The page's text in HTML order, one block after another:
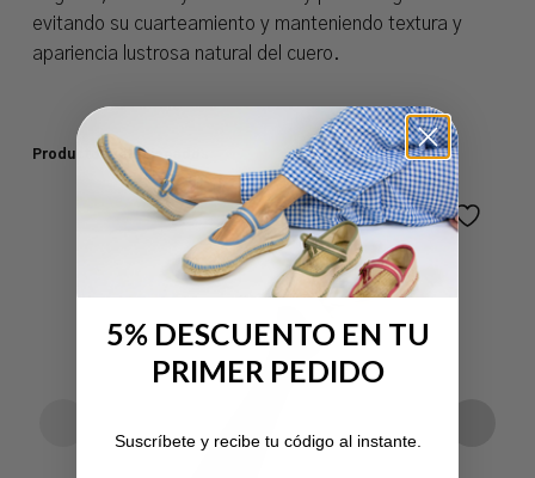
evitando su cuarteamiento y manteniendo textura y
apariencia lustrosa natural del cuero.
Productos relacionados
5% DESCUENTO EN TU
PRIMER PEDIDO
Suscríbete y recibe tu código al instante.